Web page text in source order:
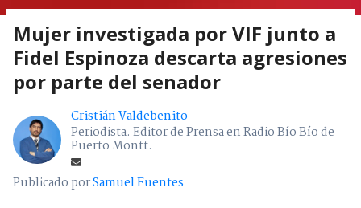
Mujer investigada por VIF junto a
Fidel Espinoza descarta agresiones
por parte del senador
Cristián Valdebenito
Periodista. Editor de Prensa en Radio Bío Bío de
Puerto Montt.
Publicado porSamuel Fuentes